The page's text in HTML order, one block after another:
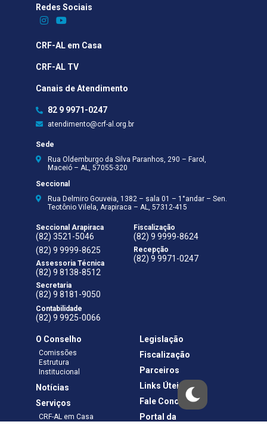
Redes Sociais​
CRF-AL em Casa
CRF-AL TV
Canais de Atendimento
82 9 9971-0247
atendimento@crf-al.org.br
Sede
Rua Oldemburgo da Silva Paranhos, 290 – Farol,
Maceió – AL, 57055-320
Seccional
Rua Delmiro Gouveia, 1382 – sala 01 – 1°andar – Sen.
Teotônio Vilela, Arapiraca – AL, 57312-415
Seccional Arapiraca
(82) 3521-5046
(82) 9 9999-8625
Assessoria Técnica
(82) 9 8138-8512
Secretaria
(82) 9 8181-9050
Contabilidade
(82) 9 9925-0066
Fiscalização
(82) 9 9999-8624
Recepção
(82) 9 9971-0247
O Conselho
Comissões
Estrutura
Institucional
Notícias
Serviços
CRF-AL em Casa
Legislação
Fiscalização
Parceiros
Links Úteis
Fale Conosco
Portal da